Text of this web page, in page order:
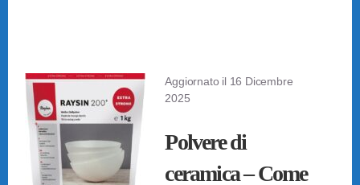
Aggiornato il 16 Dicembre
2025
Polvere di
ceramica – Come